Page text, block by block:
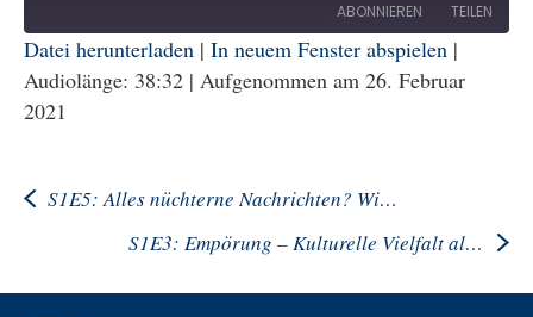
ABONNIEREN TEILEN
RSS FEED
TEILEN
Datei herunterladen | In neuem Fenster abspielen |
Audiolänge: 38:32 | Aufgenommen am 26. Februar
2021
S1E5: Alles nüchterne Nachrichten? Wie der Journalismus Gefühle erzeugt
S1E3: Empörung – Kulturelle Vielfalt als Leitbild in der Kritik